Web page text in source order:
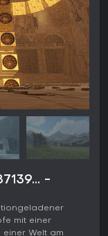
-
mit einer
Welt am